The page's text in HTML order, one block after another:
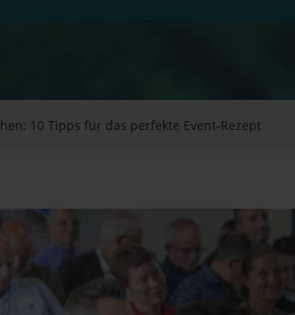
10 Tipps für das per­fek­te Event-Rezept